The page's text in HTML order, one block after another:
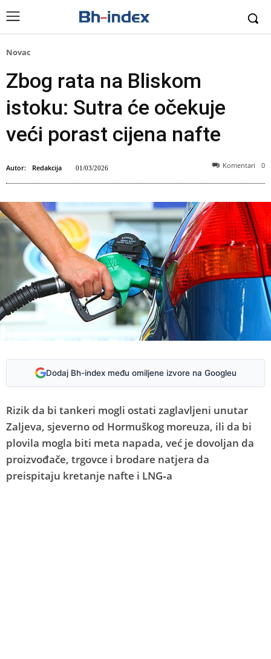
Novac
Zbog rata na Bliskom
istoku: Sutra će očekuje
veći porast cijena nafte
Autor: Redakcija 01/03/2026 Komentari 0
Dodaj Bh-index među omiljene izvore na Googleu
Rizik da bi tankeri mogli ostati zaglavljeni unutar
Zaljeva, sjeverno od Hormuškog moreuza, ili da bi
plovila mogla biti meta napada, već je dovoljan da
proizvođače, trgovce i brodare natjera da
preispitaju kretanje nafte i LNG‑a